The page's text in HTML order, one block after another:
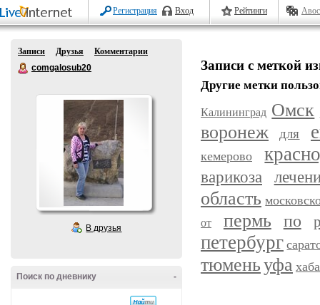
Регистрация Вход Рейтинги
Записи Друзья
Комментарии
comgalosub20
В друзья
-
Поиск по дневнику
Записи с меткой
Другие метки
Калининград Омск
воронеж для
кемерово
варикоза
область
от пермь по
петербург
тюменьуфа